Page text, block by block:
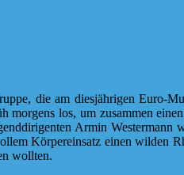
die am diesjährigen Euro-
los, um zusammen
Armin Westermann
Körpereinsatz einen wilden
wollten.